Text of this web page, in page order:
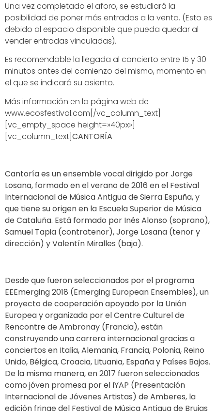
Una vez completado el aforo, se estudiará la
posibilidad de poner más entradas a la venta. (Esto es
debido al espacio disponible que pueda quedar al
vender entradas vinculadas).
Es recomendable la llegada al concierto entre 15 y 30
minutos antes del comienzo del mismo, momento en
el que se indicará su asiento.
Más información en la página web de
www.ecosfestival.com[/vc_column_text]
[vc_empty_space height=»40px»]
[vc_column_text] CANTORÍA
Cantoría es un ensemble vocal dirigido por Jorge
Losana, formado en el verano de 2016 en el Festival
Internacional de Música Antigua de Sierra Espuña, y
que tiene su origen en la Escuela Superior de Música
de Cataluña. Está formado por Inés Alonso (soprano),
Samuel Tapia (contratenor), Jorge Losana (tenor y
dirección) y Valentín Miralles (bajo).
Desde que fueron seleccionados por el programa
EEEmerging 2018 (Emerging European Ensembles), un
proyecto de cooperación apoyado por la Unión
Europea y organizada por el Centre Culturel de
Rencontre de Ambronay (Francia), están
construyendo una carrera internacional gracias a
conciertos en Italia, Alemania, Francia, Polonia, Reino
Unido, Bélgica, Croacia, Lituania, España y Países Bajos.
De la misma manera, en 2017 fueron seleccionados
como jóven promesa por el IYAP (Presentación
Internacional de Jóvenes Artistas) de Amberes, la
edición fringe del Festival de Música Antigua de Brujas